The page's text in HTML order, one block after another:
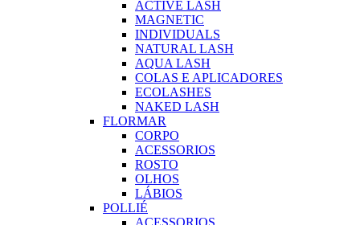
ACTIVE LASH
MAGNETIC
INDIVIDUALS
NATURAL LASH
AQUA LASH
COLAS E APLICADORES
ECOLASHES
NAKED LASH
FLORMAR
CORPO
ACESSORIOS
ROSTO
OLHOS
LÁBIOS
POLLIÉ
ACESSORIOS